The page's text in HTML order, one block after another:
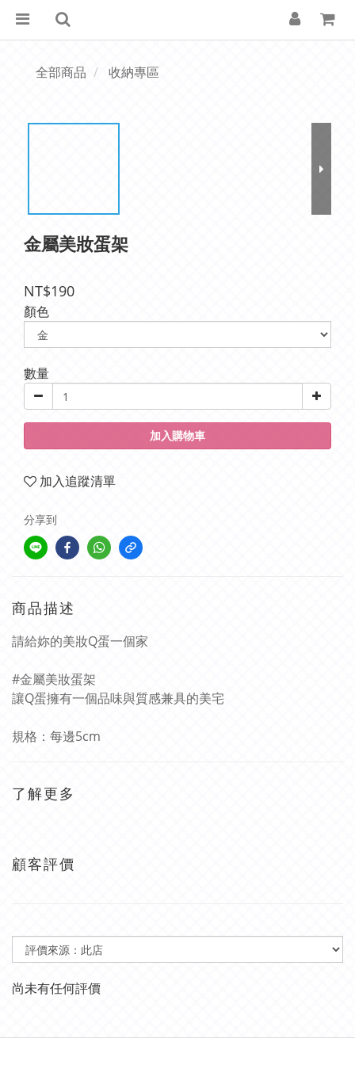
全部商品 收納專區
金屬美妝蛋架
NT$190
顏色
數量
加入購物車
加入追蹤清單
分享到
商品描述
請給妳的美妝Q蛋一個家
#金屬美妝蛋架
讓Q蛋擁有一個品味與質感兼具的美宅
規格：每邊5cm
了解更多
顧客評價
尚未有任何評價